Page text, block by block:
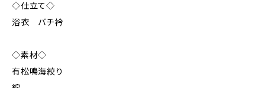
◇仕立て◇
浴衣 バチ衿
◇素材◇
有松鳴海絞り